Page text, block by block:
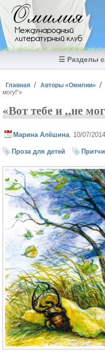
Перейти к основному
Омилия
Международный
литературный клуб
☰ Разделы
Вы здесь
Главная Авторы «Омилии»
могу!“»
«Вот тебе и „не
Марина Алёшина , 10/07/
Проза для детей Притчи